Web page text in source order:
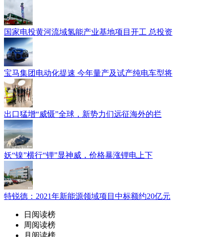
国家电投黄河流域氢能产业基地项目开工 总投资
宝马集团电动化提速 今年量产及试产纯电车型将
出口猛增“威慑”全球，新势力们远征海外的拦
妖“镍”横行“锂”显神威，价格暴涨锂电上下
特锐德：2021年新能源领域项目中标额约20亿元
日阅读榜
周阅读榜